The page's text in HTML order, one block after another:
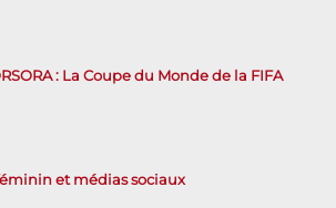
: La Coupe du Monde de la FIFA
et médias sociaux